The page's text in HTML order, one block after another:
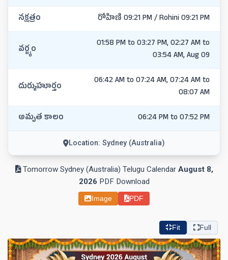
నక్షత్రం రోహిణి 09:21 PM / Rohini 09:21 PM
వర్జ్యం
01:58 PM to 03:27 PM, 02:27 AM to
03:54 AM, Aug 09
దుర్ముహూర్తం
06:42 AM to 07:24 AM, 07:24 AM to
08:07 AM
అమృత కాలం 06:24 PM to 07:52 PM
Location: Sydney (Australia)
Tomorrow Sydney (Australia) Telugu Calendar August 8,
2026 PDF Download
Image PDF
Fit Full